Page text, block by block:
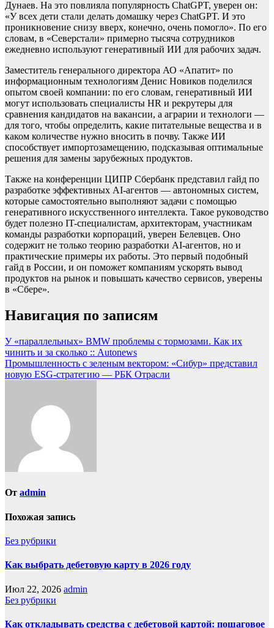
Дунаев. На это повлияла популярность ChatGPT, уверен он:
«У всех дети стали делать домашку через ChatGPT. И это
проникновение снизу вверх, конечно, очень помогло». По его
словам, в «Северстали» примерно тысяча сотрудников
ежедневно используют генеративный ИИ для рабочих задач.
Заместитель генерального директора АО «Апатит» по
информационным технологиям Денис Новиков поделился
опытом своей компании: по его словам, генеративный ИИ
могут использовать специалисты HR и рекрутеры для
сравнения кандидатов на вакансии, а аграрии и технологи —
для того, чтобы определить, какие питательные вещества и в
каком количестве нужно вносить в почву. Также ИИ
способствует импортозамещению, подсказывая оптимальные
решения для замены зарубежных продуктов.
Также на конференции ЦИПР Сбербанк представил гайд по
разработке эффективных AI-агентов — автономных систем,
которые самостоятельно выполняют задачи с помощью
генеративного искусственного интеллекта. Такое руководство
будет полезно IT-специалистам, архитекторам, участникам
команды разработки корпораций, уверен Белевцев. Оно
содержит не только теорию разработки AI-агентов, но и
практические примеры их работы. Это первый подобный
гайд в России, и он поможет компаниям ускорять вывод
продуктов на рынок и повышать качество сервисов, уверены
в «Сбере».
Навигация по записям
У «параллельных» BMW проблемы с тормозами. Как их
чинить и за сколько :: Autonews
Промышленность с зеленым вектором: «Сибур» представил
новую ESG-стратегию — РБК Отрасли
От admin
Похожая запись
Без рубрики
Как выбрать дебетовую карту в 2026 году
Июл 22, 2026 admin
Без рубрики
Как откладывать средства с дебетовой картой: пошаговое